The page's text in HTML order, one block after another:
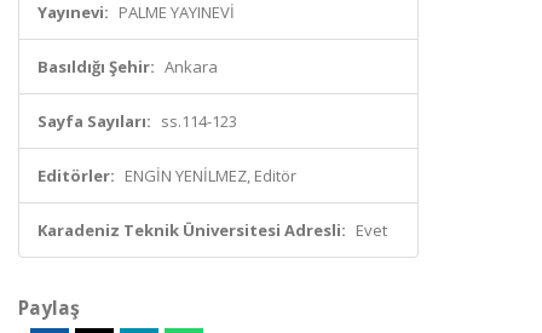
Yayınevi: PALME YAYINEVİ
Basıldığı Şehir: Ankara
Sayfa Sayıları: ss.114-123
Editörler: ENGİN YENİLMEZ, Editör
Karadeniz Teknik Üniversitesi Adresli: Evet
Paylaş